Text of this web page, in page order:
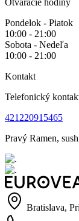
Pondelok - Piatok
10:00 - 21:00
Sobota - Nedeľa
10:00 - 21:00
Kontakt
Telefonický
421220915465
Pravý Ramen,
Bratislava,